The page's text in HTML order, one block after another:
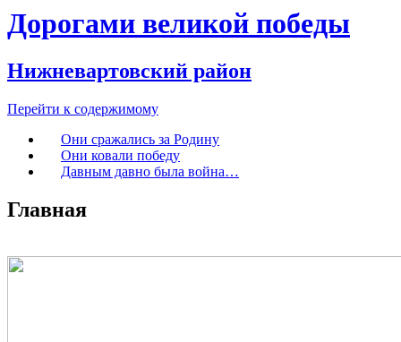
Дорогами великой победы
Нижневартовский район
Перейти к содержимому
Они сражались за Родину
Они ковали победу
Давным давно была война…
Главная